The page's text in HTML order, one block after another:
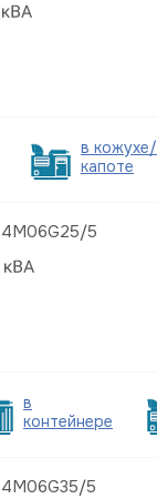
в кожухе/
капоте
4M06G25/5
в
контейнере
4M06G35/5